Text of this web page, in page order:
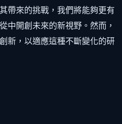
帶來的挑戰，我們將能夠更有
中開創未來的新視野。然而，
新，以適應這種不斷變化的研